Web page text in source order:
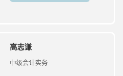
高志谦
中级会计实务